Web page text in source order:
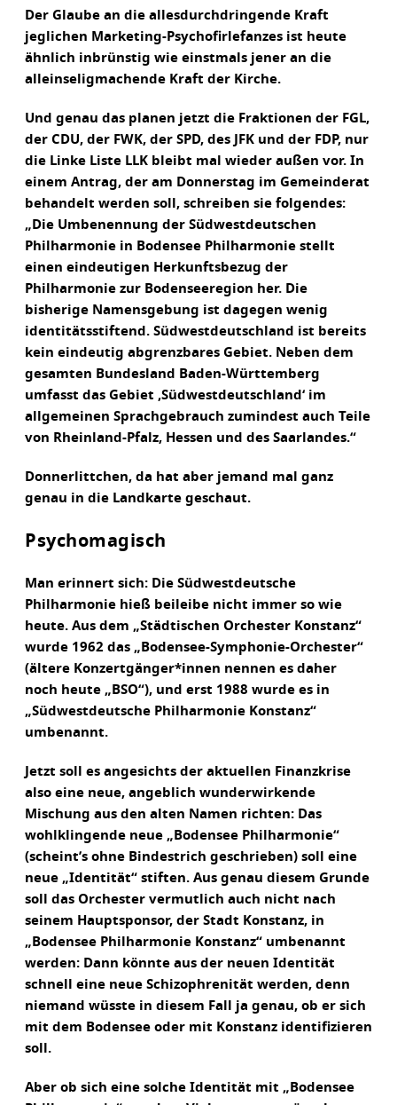
Der Glaube an die allesdurchdringende Kraft
jeglichen Marketing-Psychofirlefanzes ist heute
ähnlich inbrünstig wie einstmals jener an die
alleinseligmachende Kraft der Kirche.
Und genau das planen jetzt die Fraktionen der FGL,
der CDU, der FWK, der SPD, des JFK und der FDP, nur
die Linke Liste LLK bleibt mal wieder außen vor. In
einem Antrag, der am Donnerstag im Gemeinderat
behandelt werden soll, schreiben sie folgendes:
„Die Umbenennung der Südwestdeutschen
Philharmonie in Bodensee Philharmonie stellt
einen eindeutigen Herkunftsbezug der
Philharmonie zur Bodenseeregion her. Die
bisherige Namensgebung ist dagegen wenig
identitätsstiftend. Südwestdeutschland ist bereits
kein eindeutig abgrenzbares Gebiet. Neben dem
gesamten Bundesland Baden-Württemberg
umfasst das Gebiet ‚Südwestdeutschland‘ im
allgemeinen Sprachgebrauch zumindest auch Teile
von Rheinland-Pfalz, Hessen und des Saarlandes.“
Donnerlittchen, da hat aber jemand mal ganz
genau in die Landkarte geschaut.
Psychomagisch
Man erinnert sich: Die Südwestdeutsche
Philharmonie hieß beileibe nicht immer so wie
heute. Aus dem „Städtischen Orchester Konstanz“
wurde 1962 das „Bodensee-Symphonie-Orchester“
(ältere Konzertgänger*innen nennen es daher
noch heute „BSO“), und erst 1988 wurde es in
„Südwestdeutsche Philharmonie Konstanz“
umbenannt.
Jetzt soll es angesichts der aktuellen Finanzkrise
also eine neue, angeblich wunderwirkende
Mischung aus den alten Namen richten: Das
wohlklingende neue „Bodensee Philharmonie“
(scheint’s ohne Bindestrich geschrieben) soll eine
neue „Identität“ stiften. Aus genau diesem Grunde
soll das Orchester vermutlich auch nicht nach
seinem Hauptsponsor, der Stadt Konstanz, in
„Bodensee Philharmonie Konstanz“ umbenannt
werden: Dann könnte aus der neuen Identität
schnell eine neue Schizophrenität werden, denn
niemand wüsste in diesem Fall ja genau, ob er sich
mit dem Bodensee oder mit Konstanz identifizieren
soll.
Aber ob sich eine solche Identität mit „Bodensee